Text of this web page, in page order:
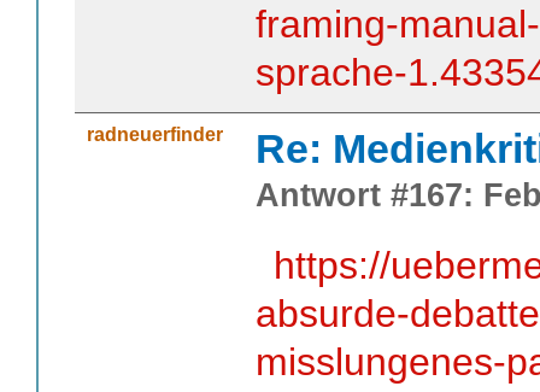
framing-
sprache-
radneuerfinder Re:
Antwort #167:
https://
absurde-
misslungenes-